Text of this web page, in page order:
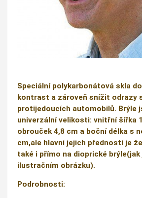
Speciální polykarbonátová skla
kontrast a zároveň snížit odrazy
protijedoucích automobilů. Brýle
univerzální velikosti: vnitřní šířka
obrouček 4,8 cm a boční délka s
cm,ale hlavní jejich předností je
také i přímo na dioprické
ilustračním obrázku).
Podrobnosti: